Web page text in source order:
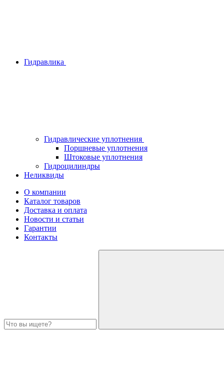
Гидравлика
Гидравлические уплотнения
Поршневые уплотнения
Штоковые уплотнения
Гидроцилиндры
Неликвиды
О компании
Каталог товаров
Доставка и оплата
Новости и статьи
Гарантии
Контакты